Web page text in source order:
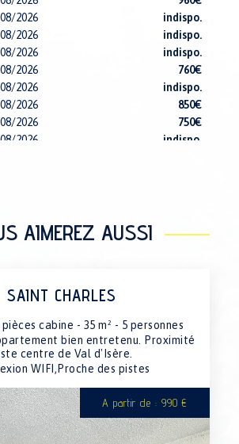
2026
indispo.
2026
indispo.
2026
indispo.
2026
760€
2026
indispo.
2026
850€
2026
750€
2026
indispo.
2026
2026
2026
2026
indispo.
2026
2026
2026
750€
2026
1500€
2026
650€
AIMEREZ AUSSI
SAINT CHARLES
cabine - 35 m² - 5 personnes
bien entretenu. Proximité
centre de Val d'Isère.
WIFI,Proche des pistes
A partir de : 990 €